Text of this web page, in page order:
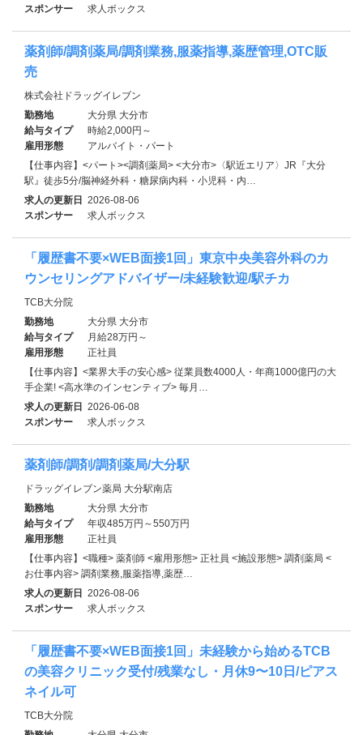
スポンサー
求人ボックス
薬剤師/調剤薬局/調剤業務,服薬指導,薬歴管理,OTC販
売
株式会社ドラッグイレブン
勤務地
大分県 大分市
給与タイプ
時給2,000円～
雇用形態
アルバイト・パート
【仕事内容】<パート><調剤薬局> <大分市>〈駅近エリア〉JR『大分
駅』徒歩5分/脳神経外科・糖尿病内科・小児科・内…
求人の更新日 2026-08-06
スポンサー
求人ボックス
「履歴書不要×WEB面接1回」東京中央美容外科のカ
ウンセリングアドバイザー/未経験歓迎/駅チカ
TCB大分院
勤務地
大分県 大分市
給与タイプ
月給28万円～
雇用形態
正社員
【仕事内容】<業界大手の安心感> 従業員数4000人・年商1000億円の大
手企業! <⾼⽔準のインセンティブ> 毎月…
求人の更新日 2026-06-08
スポンサー
求人ボックス
薬剤師/調剤/調剤薬局/大分駅
ドラッグイレブン薬局 大分駅南店
勤務地
大分県 大分市
給与タイプ
年収485万円～550万円
雇用形態
正社員
【仕事内容】<職種> 薬剤師 <雇用形態> 正社員 <施設形態> 調剤薬局 <
お仕事内容> 調剤業務,服薬指導,薬歴…
求人の更新日 2026-08-06
スポンサー
求人ボックス
「履歴書不要×WEB面接1回」未経験から始めるTCB
の美容クリニック受付/残業なし・月休9〜10日/ピアス
ネイル可
TCB大分院